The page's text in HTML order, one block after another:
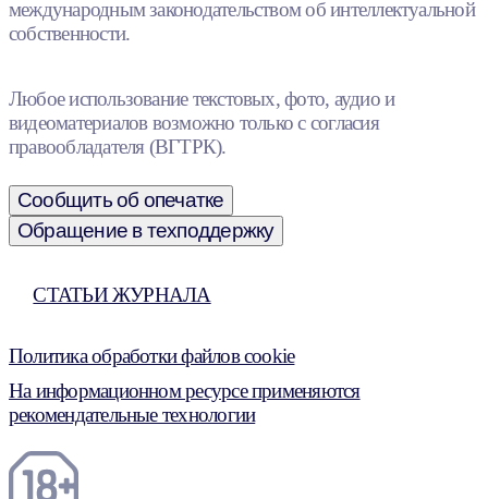
международным законодательством об интеллектуальной
собственности.
Любое использование текстовых, фото, аудио и
видеоматериалов возможно только с согласия
правообладателя (ВГТРК).
Сообщить об опечатке
Обращение в техподдержку
СТАТЬИ ЖУРНАЛА
Политика обработки файлов cookie
На информационном ресурсе применяются
рекомендательные технологии